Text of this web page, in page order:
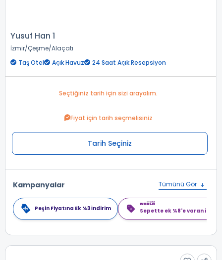
Yusuf Han 1
İzmir Çeşme Alaçatı
Taş Otel
Açık Havuz 24 Saat Açık Resepsiyon
Seçtiğiniz tarih için sizi arayalım.
Fiyat için tarih seçmelisiniz
Tarih Seçiniz
Kampanyalar Tümünü Gör
Peşin Fiyatına Ek %3 İndirim Sepette ek %8'e varan